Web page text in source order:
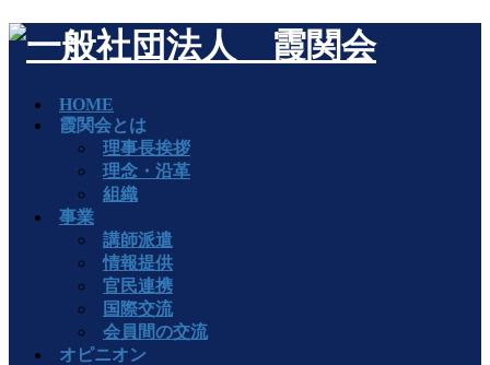
HOME
霞関会とは
理事長挨拶
理念・沿革
組織
事業
講師派遣
情報提供
官民連携
国際交流
会員間の交流
オピニオン